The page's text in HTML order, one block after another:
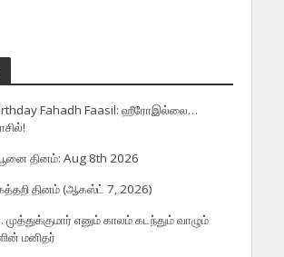
Fahadh Faasil: ஹீரோஇல்லை…
தினம்: Aug 8th 2026
தினம் (ஆகஸ்ட் 7, 2026)
முத்துக்குமார் எனும் காலம் கடந்தும் வாழும்
மனிதர்